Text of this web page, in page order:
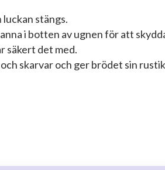
luckan stängs.
i botten av ugnen för att
säkert det med.
skarvar och ger brödet sin